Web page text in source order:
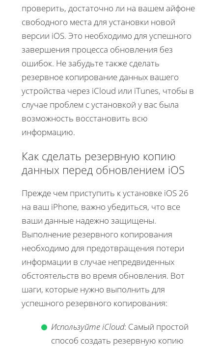
проверить, достаточно ли на вашем айфоне
свободного места для установки новой
версии iOS. Это необходимо для успешного
завершения процесса обновления без
ошибок. Не забудьте также сделать
резервное копирование данных вашего
устройства через iCloud или iTunes, чтобы в
случае проблем с установкой у вас была
возможность восстановить всю
информацию.
Как сделать резервную копию
данных перед обновлением iOS
Прежде чем приступить к установке iOS 26
на ваш iPhone, важно убедиться, что все
ваши данные надежно защищены.
Выполнение резервного копирования
необходимо для предотвращения потери
информации в случае непредвиденных
обстоятельств во время обновления. Вот
шаги, которые нужно выполнить для
успешного резервного копирования:
Используйте iCloud: Самый простой
способ создать резервную копию